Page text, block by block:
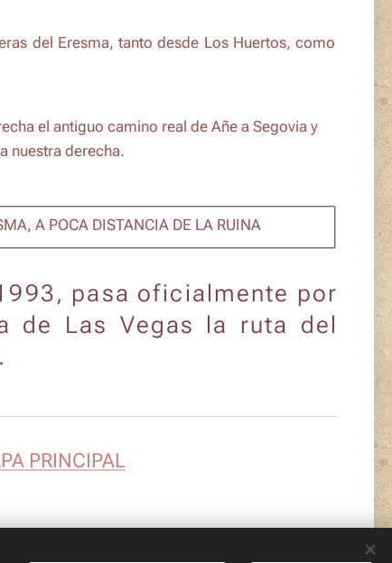
del Eresma, tanto desde Los Huertos, como
el antiguo camino real de Añe a Segovia y
nuestra derecha.
A POCA DISTANCIA DE LA RUINA
pasa oficialmente por
de Las Vegas la ruta del
PRINCIPAL